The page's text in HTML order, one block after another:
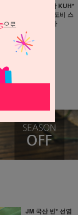
-딱 한장-JM 일본산 KUH*
코튼/ 큐프라 실크 도비 스
트라이프 8마
39,900원
1,190원 적립
JM 국산 빈* 선염